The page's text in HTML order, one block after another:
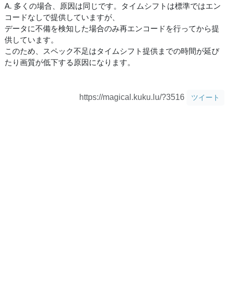
A. 多くの場合、原因は同じです。タイムシフトは標準ではエン
コードなしで提供していますが、
データに不備を検知した場合のみ再エンコードを行ってから提
供しています。
このため、スペック不足はタイムシフト提供までの時間が延び
たり画質が低下する原因になります。
https://magical.kuku.lu/?3516 ツイート